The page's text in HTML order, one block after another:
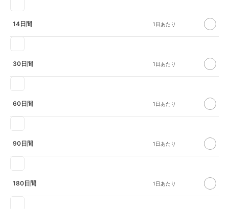
14日間
30日間
60日間
90日間
180日間